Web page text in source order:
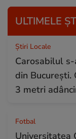
ULTIMELE
Știri Locale
Carosabilul
din
3 metri
Fotbal
Universitatea